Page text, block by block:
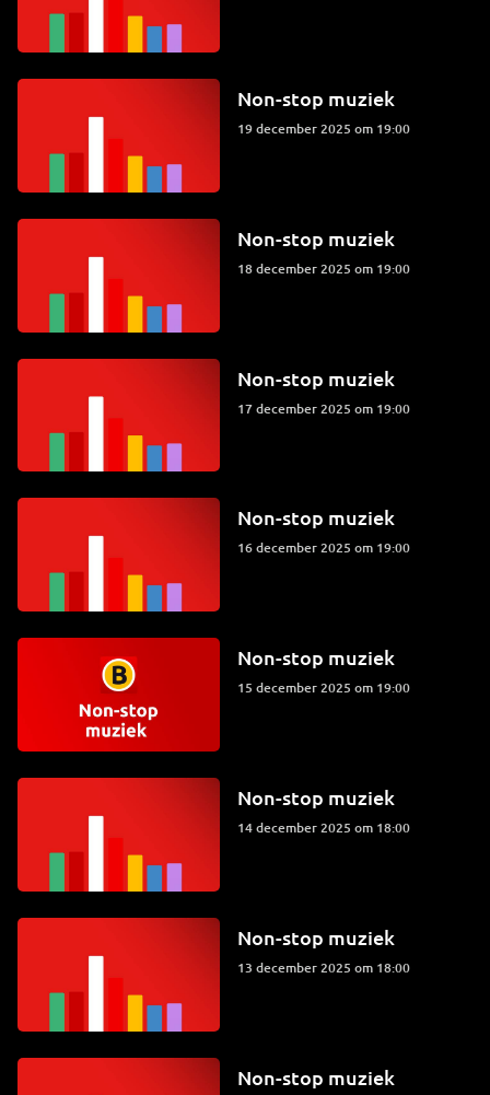
Non-stop muziek
19 december 2025 om 19:00
Non-stop muziek
18 december 2025 om 19:00
Non-stop muziek
17 december 2025 om 19:00
Non-stop muziek
16 december 2025 om 19:00
Non-stop muziek
15 december 2025 om 19:00
Non-stop muziek
14 december 2025 om 18:00
Non-stop muziek
13 december 2025 om 18:00
Non-stop muziek